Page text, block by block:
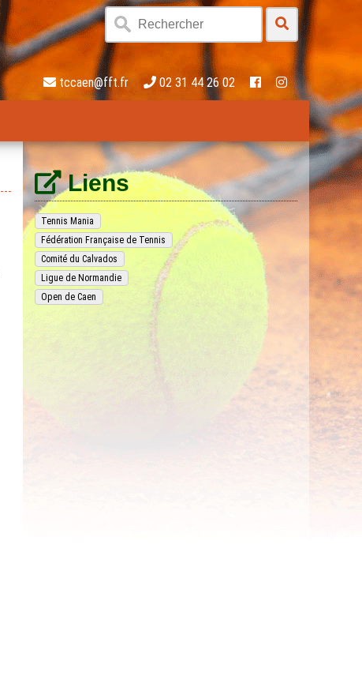
tccaen@fft.fr 02 31 44 26 02
Liens
Tennis Mania
Fédération Française de Tennis
Comité du Calvados
Ligue de Normandie
Open de Caen